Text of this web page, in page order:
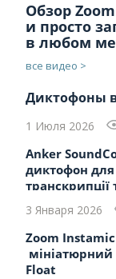
Обзор
и просто
в любом
все видео >
Диктофоны
1 Июля 2026
Anker
диктофон для
транскрипції
3 Января 2026
Zoom Instamic
Float